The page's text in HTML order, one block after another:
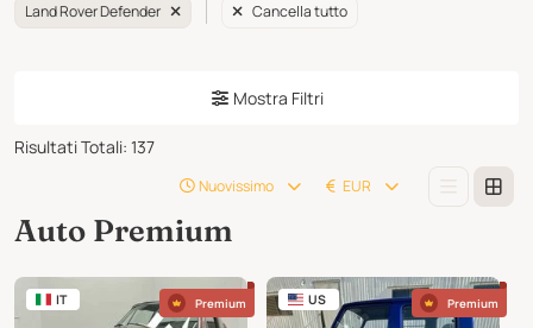
Land Rover Defender Cancella tutto
Mostra Filtri
Risultati Totali: 137
Nuovissimo EUR
Auto Premium
IT Premium US Premium